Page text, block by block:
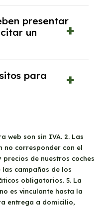
requiere el pago
en casos
no se contempla
antes de
al concluir
presentar
un
solicitar un
los
de las
ejercicio (Mod.
en curso (Mod.
año anterior (Mod.
para
quién puede
que tus
siempre y
es recomendable
contrato antes de
web son sin IVA. 2. Las
no corresponder con el
de nuestros coches
campañas de los
obligatorios. 5. La
es vinculante hasta la
entrega a domicilio,